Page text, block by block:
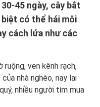
45 ngày, cây bắt
có thể hái mỗi
cách lứa như các
ruộng, ven kênh rạch,
nhà nghèo, nay lại
nhiều người tìm mua